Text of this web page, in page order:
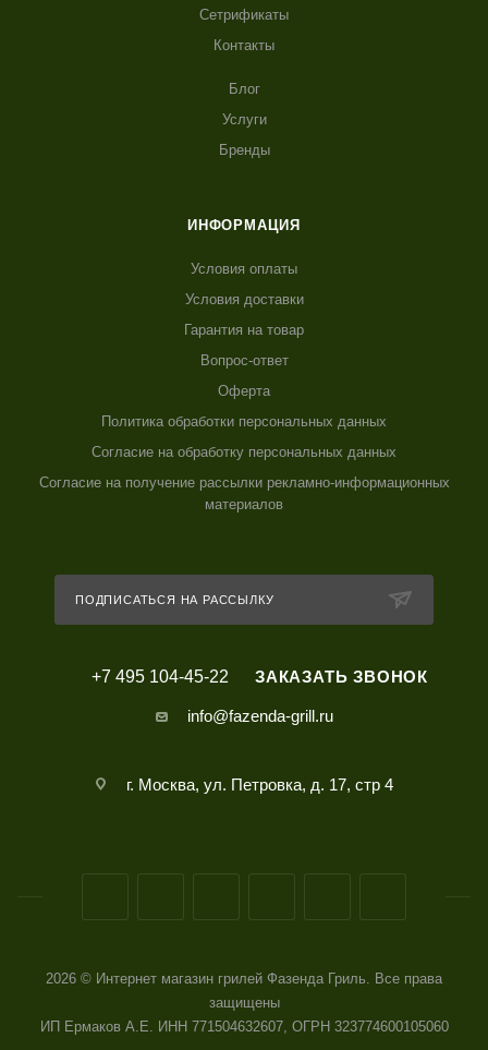
Сетрификаты
Контакты
Блог
Услуги
Бренды
ИНФОРМАЦИЯ
Условия оплаты
Условия доставки
Гарантия на товар
Вопрос-ответ
Оферта
Политика обработки персональных данных
Согласие на обработку персональных данных
Согласие на получение рассылки рекламно-информационных
материалов
ПОДПИСАТЬСЯ НА РАССЫЛКУ
+7 495 104-45-22 ЗАКАЗАТЬ ЗВОНОК
info@fazenda-grill.ru
г. Москва, ул. Петровка, д. 17, стр 4
2026 © Интернет магазин грилей Фазенда Гриль. Все права
защищены
ИП Ермаков А.Е. ИНН 771504632607, ОГРН 323774600105060